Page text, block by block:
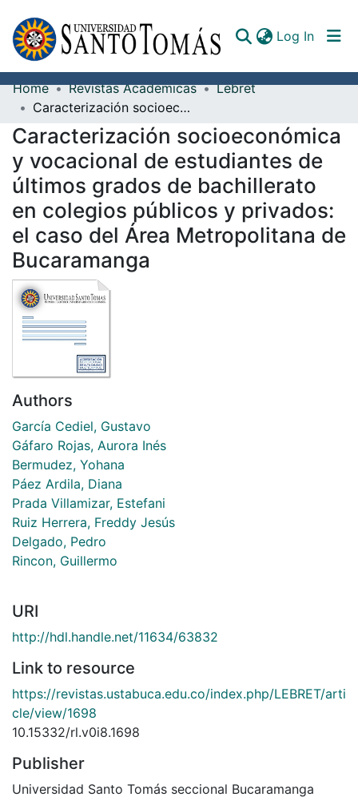
Log In
Communities & Collections
All of DSpace
Documents
Home Revistas Académicas
Lebret
Caracterización socioeconómica y vocacional de estudiantes de últimos grados de bachillerato en colegios públicos y privados: el caso del Área Metropolitana de Bucaramanga
Caracterización socioeconómica
y vocacional de estudiantes de
últimos grados de bachillerato
en colegios públicos y privados:
el caso del Área Metropolitana de
Bucaramanga
Authors
García Cediel, Gustavo
Gáfaro Rojas, Aurora Inés
Bermudez, Yohana
Páez Ardila, Diana
Prada Villamizar, Estefani
Ruiz Herrera, Freddy Jesús
Delgado, Pedro
Rincon, Guillermo
URI
http://hdl.handle.net/11634/63832
Link to resource
https://revistas.ustabuca.edu.co/index.php/LEBRET/arti
cle/view/1698
10.15332/rl.v0i8.1698
Publisher
Universidad Santo Tomás seccional Bucaramanga